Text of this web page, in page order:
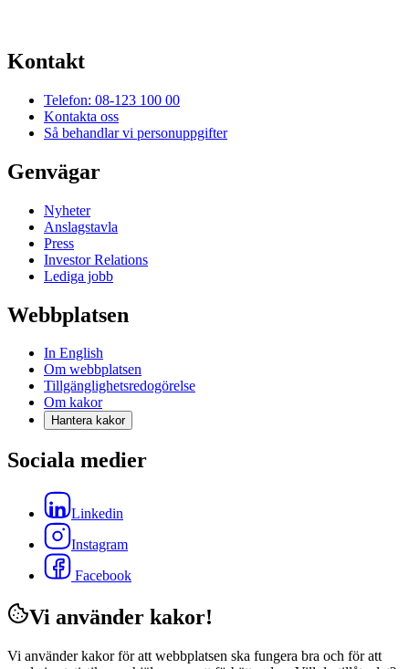
Kontakt
Telefon: 08-123 100 00
Kontakta oss
Så behandlar vi personuppgifter
Genvägar
Nyheter
Anslagstavla
Press
Investor Relations
Lediga jobb
Webbplatsen
In English
Om webbplatsen
Tillgänglighetsredogörelse
Om kakor
Hantera kakor
Sociala medier
Linkedin
Instagram
Facebook
Vi använder kakor!
Vi använder kakor för att webbplatsen ska fungera bra och för att